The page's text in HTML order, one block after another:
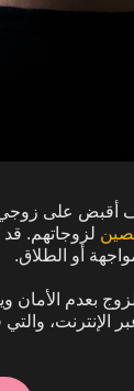
أقبض على زوجي
لزوجاتهم.
أو الطلاق.
بعدم
الإنترنت،